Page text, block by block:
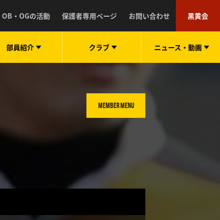
OB・OGの活動 保護者専用ページ お問い合わせ 黒黄会
部員紹介 クラブ ニュース・ 動画
MEMBER MENU